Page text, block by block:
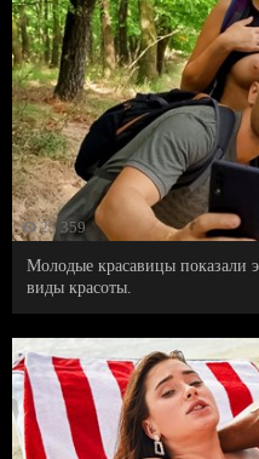
25 359
Молодые красавицы показали
виды красоты.